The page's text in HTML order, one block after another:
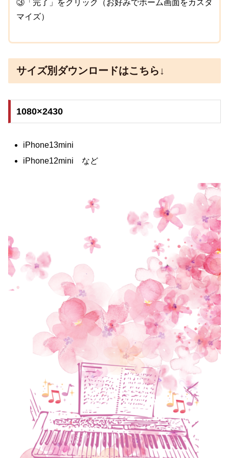
③「完了」をクリック（お好みでホーム画面をカスタ
マイズ）
サイズ別ダウンロードはこちら↓
1080×2430
iPhone13mini
iPhone12mini など